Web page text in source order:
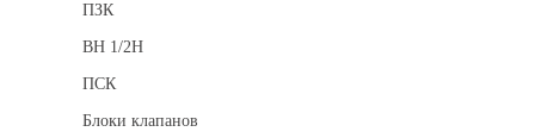
ПЗК
ВН 1/2Н
ПСК
Блоки клапанов